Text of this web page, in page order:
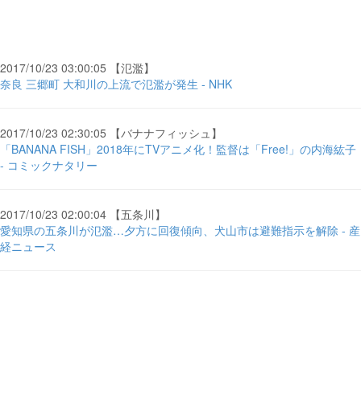
2017/10/23 03:00:05 【氾濫】
奈良 三郷町 大和川の上流で氾濫が発生 - NHK
2017/10/23 02:30:05 【バナナフィッシュ】
「BANANA FISH」2018年にTVアニメ化！監督は「Free!」の内海紘子
- コミックナタリー
2017/10/23 02:00:04 【五条川】
愛知県の五条川が氾濫…夕方に回復傾向、犬山市は避難指示を解除 - 産
経ニュース